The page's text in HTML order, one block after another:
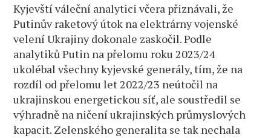
Kyjevští váleční analytici včera přiznávali, že
Putinův raketový útok na elektrárny vojenské
velení Ukrajiny dokonale zaskočil. Podle
analytiků Putin na přelomu roku 2023/24
ukolébal všechny kyjevské generály, tím, že na
rozdíl od přelomu let 2022/23 neútočil na
ukrajinskou energetickou síť, ale soustředil se
výhradně na ničení ukrajinských průmyslových
kapacit. Zelenského generalita se tak nechala